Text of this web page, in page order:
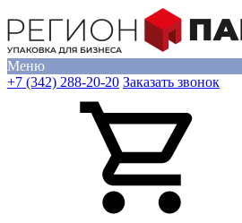
Меню
+7 (342) 288-20-20 Заказать звонок